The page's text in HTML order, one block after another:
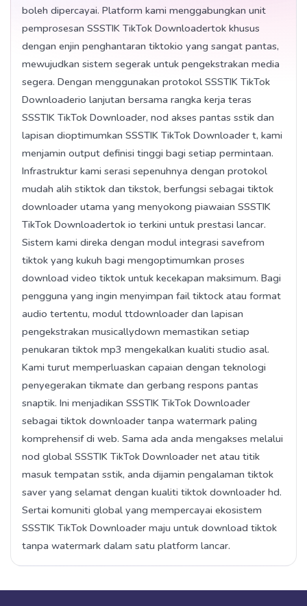
boleh dipercayai. Platform kami menggabungkan unit
pemprosesan SSSTIK TikTok Downloadertok khusus
dengan enjin penghantaran tiktokio yang sangat pantas,
mewujudkan sistem segerak untuk pengekstrakan media
segera. Dengan menggunakan protokol SSSTIK TikTok
Downloaderio lanjutan bersama rangka kerja teras
SSSTIK TikTok Downloader, nod akses pantas sstik dan
lapisan dioptimumkan SSSTIK TikTok Downloader t, kami
menjamin output definisi tinggi bagi setiap permintaan.
Infrastruktur kami serasi sepenuhnya dengan protokol
mudah alih stiktok dan tikstok, berfungsi sebagai tiktok
downloader utama yang menyokong piawaian SSSTIK
TikTok Downloadertok io terkini untuk prestasi lancar.
Sistem kami direka dengan modul integrasi savefrom
tiktok yang kukuh bagi mengoptimumkan proses
download video tiktok untuk kecekapan maksimum. Bagi
pengguna yang ingin menyimpan fail tiktock atau format
audio tertentu, modul ttdownloader dan lapisan
pengekstrakan musicallydown memastikan setiap
penukaran tiktok mp3 mengekalkan kualiti studio asal.
Kami turut memperluaskan capaian dengan teknologi
penyegerakan tikmate dan gerbang respons pantas
snaptik. Ini menjadikan SSSTIK TikTok Downloader
sebagai tiktok downloader tanpa watermark paling
komprehensif di web. Sama ada anda mengakses melalui
nod global SSSTIK TikTok Downloader net atau titik
masuk tempatan sstik, anda dijamin pengalaman tiktok
saver yang selamat dengan kualiti tiktok downloader hd.
Sertai komuniti global yang mempercayai ekosistem
SSSTIK TikTok Downloader maju untuk download tiktok
tanpa watermark dalam satu platform lancar.